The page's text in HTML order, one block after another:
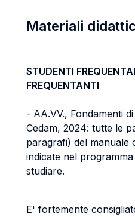
Materiali
STUDENTI
FREQUENTANTI
- AA.VV., Fondamenti
Cedam, 2024: tutte le
paragrafi) del manuale
indicate nel
studiare.
E' fortemente